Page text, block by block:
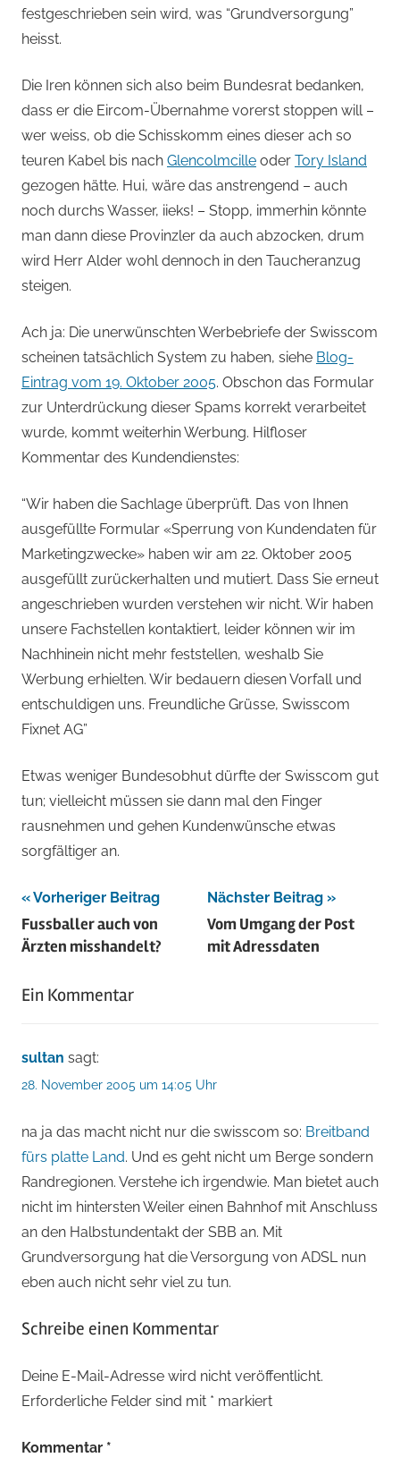
festgeschrieben sein wird, was “Grundversorgung”
heisst.
Die Iren können sich also beim Bundesrat bedanken,
dass er die Eircom-Übernahme vorerst stoppen will –
wer weiss, ob die Schisskomm eines dieser ach so
teuren Kabel bis nach Glencolmcille oder Tory Island
gezogen hätte. Hui, wäre das anstrengend – auch
noch durchs Wasser, iieks! – Stopp, immerhin könnte
man dann diese Provinzler da auch abzocken, drum
wird Herr Alder wohl dennoch in den Taucheranzug
steigen.
Ach ja: Die unerwünschten Werbebriefe der Swisscom
scheinen tatsächlich System zu haben, siehe Blog-
Eintrag vom 19. Oktober 2005. Obschon das Formular
zur Unterdrückung dieser Spams korrekt verarbeitet
wurde, kommt weiterhin Werbung. Hilfloser
Kommentar des Kundendienstes:
“Wir haben die Sachlage überprüft. Das von Ihnen
ausgefüllte Formular «Sperrung von Kundendaten für
Marketingzwecke» haben wir am 22. Oktober 2005
ausgefüllt zurückerhalten und mutiert. Dass Sie erneut
angeschrieben wurden verstehen wir nicht. Wir haben
unsere Fachstellen kontaktiert, leider können wir im
Nachhinein nicht mehr feststellen, weshalb Sie
Werbung erhielten. Wir bedauern diesen Vorfall und
entschuldigen uns. Freundliche Grüsse, Swisscom
Fixnet AG”
Etwas weniger Bundesobhut dürfte der Swisscom gut
tun; vielleicht müssen sie dann mal den Finger
rausnehmen und gehen Kundenwünsche etwas
sorgfältiger an.
Beitragsnavigation
Vorheriger Beitrag
Fussballer auch von
Ärzten misshandelt?
Nächster Beitrag
Vom Umgang der Post
mit Adressdaten
Ein Kommentar
sultan sagt:
28. November 2005 um 14:05 Uhr
na ja das macht nicht nur die swisscom so: Breitband
fürs platte Land. Und es geht nicht um Berge sondern
Randregionen. Verstehe ich irgendwie. Man bietet auch
nicht im hintersten Weiler einen Bahnhof mit Anschluss
an den Halbstundentakt der SBB an. Mit
Grundversorgung hat die Versorgung von ADSL nun
eben auch nicht sehr viel zu tun.
Schreibe einen Kommentar
Deine E-Mail-Adresse wird nicht veröffentlicht.
Erforderliche Felder sind mit * markiert
Kommentar *